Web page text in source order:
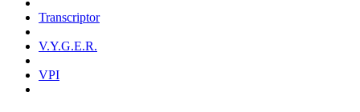
Transcriptor
V.Y.G.E.R.
VPI